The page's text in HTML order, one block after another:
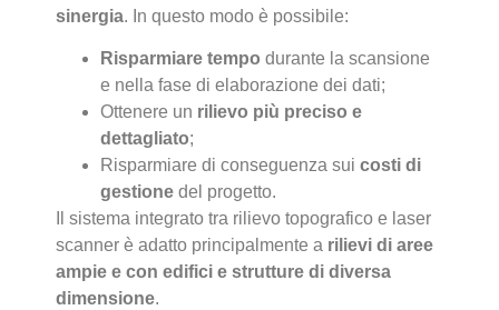
sinergia. In questo modo è possibile:
Risparmiare tempo durante la scansione
e nella fase di elaborazione dei dati;
Ottenere un rilievo più preciso e
dettagliato;
Risparmiare di conseguenza sui costi di
gestione del progetto.
Il sistema integrato tra rilievo topografico e laser
scanner è adatto principalmente a rilievi di aree
ampie e con edifici e strutture di diversa
dimensione.